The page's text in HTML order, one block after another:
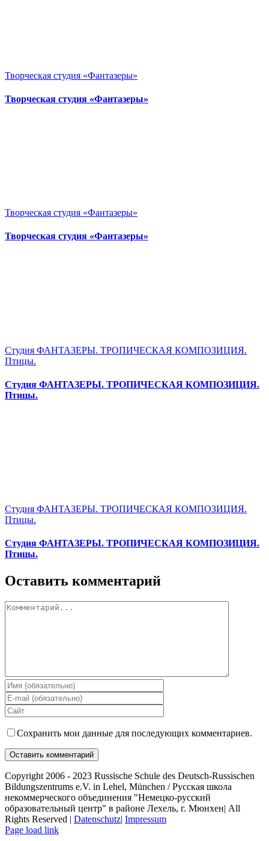
Творческая студия «Фантазеры»
Творческая студия «Фантазеры»
Творческая студия «Фантазеры»
Творческая студия «Фантазеры»
Студия ФАНТАЗЕРЫ. ТРОПИЧЕСКАЯ КОМПОЗИЦИЯ.
Птицы.
Студия ФАНТАЗЕРЫ. ТРОПИЧЕСКАЯ КОМПОЗИЦИЯ.
Птицы.
Студия ФАНТАЗЕРЫ. ТРОПИЧЕСКАЯ КОМПОЗИЦИЯ.
Птицы.
Студия ФАНТАЗЕРЫ. ТРОПИЧЕСКАЯ КОМПОЗИЦИЯ.
Птицы.
Оставить комментарий
Сохранить мои данные для последующих комментариев.
Copyright 2006 - 2023 Russische Schule des Deutsch-Russischen
Bildungszentrums e.V. in Lehel, München / Русская школа
некоммерческого объединения "Немецко-русский
образовательный центр" в районе Лехель, г. Мюнхен| All
Rights Reserved | Datenschutz| Impressum
Page load link